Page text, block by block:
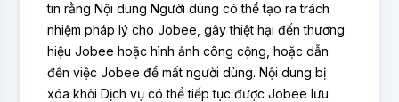
tin rằng Nội dung Người dùng có thể tạo ra trách
nhiệm pháp lý cho Jobee, gây thiệt hại đến thương
hiệu Jobee hoặc hình ảnh công cộng, hoặc dẫn
đến việc Jobee để mất người dùng. Nội dung bị
xóa khỏi Dịch vụ có thể tiếp tục được Jobee lưu